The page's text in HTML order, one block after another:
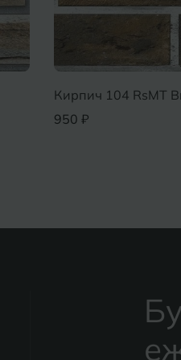
Кирпич 104 RsMT
950 ₽